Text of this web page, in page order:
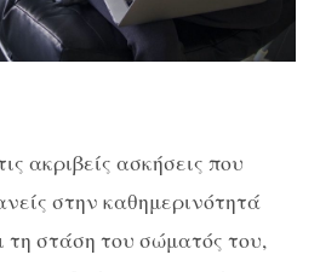
ακριβείς ασκήσεις που
στην καθημερινότητά
τη στάση του σώματός του,